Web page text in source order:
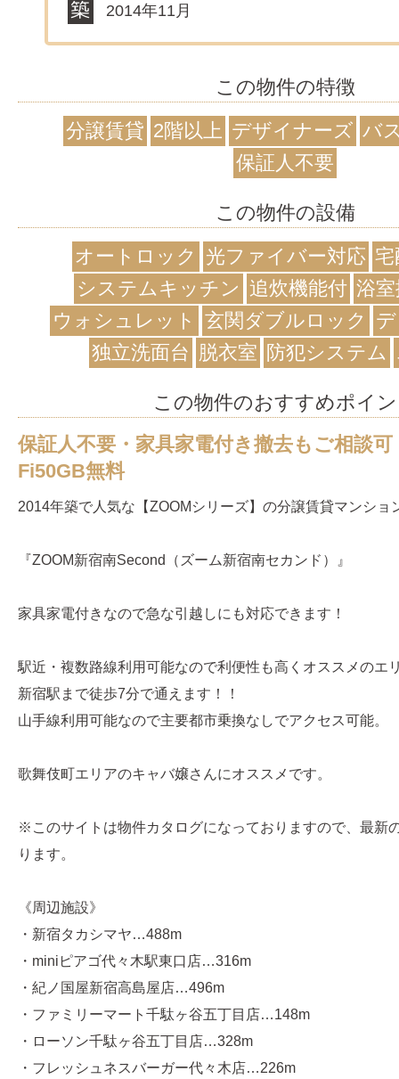
2014年11月
この物件の特徴
分譲賃貸 2階以上 デザイナーズ バ
保証人不要
この物件の設備
オートロック
光ファイバー対応
システムキッチン 追炊機能付 浴
ウォシュレット
玄関ダブルロック
独立洗面台 脱衣室 防犯システム
この物件のおすすめポイ
保証人不要・家具家電付き撤去もご相談
Fi50GB無料
2014年築で人気な【ZOOMシリーズ】の分譲賃貸マンショ
『ZOOM新宿南Second（ズーム新宿南セカンド）』
家具家電付きなので急な引越しにも対応できます！
駅近・複数路線利用可能なので利便性も高くオススメのエ
新宿駅まで徒歩7分で通えます！！
山手線利用可能なので主要都市乗換なしでアクセス可能。
歌舞伎町エリアのキャバ嬢さんにオススメです。
※このサイトは物件カタログになっておりますので、最新
ります。
《周辺施設》
・新宿タカシマヤ…488m
・miniピアゴ代々木駅東口店…316m
・紀ノ国屋新宿高島屋店…496m
・ファミリーマート千駄ヶ谷五丁目店…148m
・ローソン千駄ヶ谷五丁目店…328m
・フレッシュネスバーガー代々木店…226m